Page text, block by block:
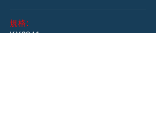
規格:
KY3841